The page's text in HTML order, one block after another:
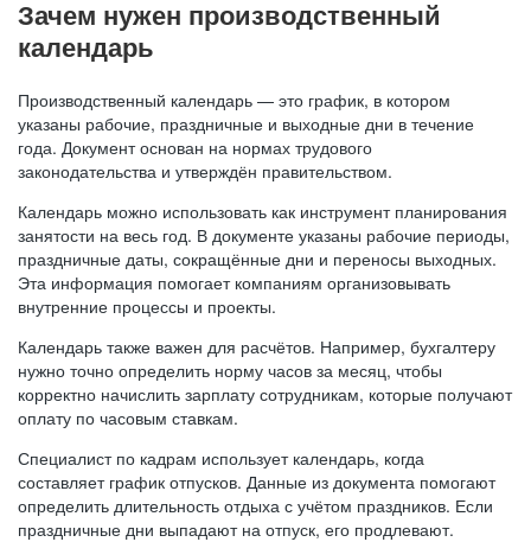
Зачем нужен производственный
календарь
Производственный календарь — это график, в котором
указаны рабочие, праздничные и выходные дни в течение
года. Документ основан на нормах трудового
законодательства и утверждён правительством.
Календарь можно использовать как инструмент планирования
занятости на весь год. В документе указаны рабочие периоды,
праздничные даты, сокращённые дни и переносы выходных.
Эта информация помогает компаниям организовывать
внутренние процессы и проекты.
Календарь также важен для расчётов. Например, бухгалтеру
нужно точно определить норму часов за месяц, чтобы
корректно начислить зарплату сотрудникам, которые получают
оплату по часовым ставкам.
Специалист по кадрам использует календарь, когда
составляет график отпусков. Данные из документа помогают
определить длительность отдыха с учётом праздников. Если
праздничные дни выпадают на отпуск, его продлевают.